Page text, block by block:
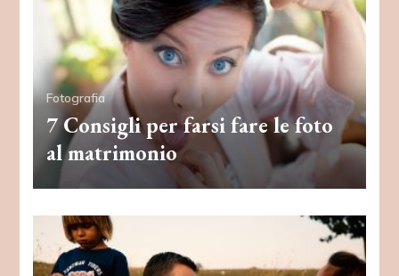
Fotografia
7 Consigli per farsi fare le foto
al matrimonio